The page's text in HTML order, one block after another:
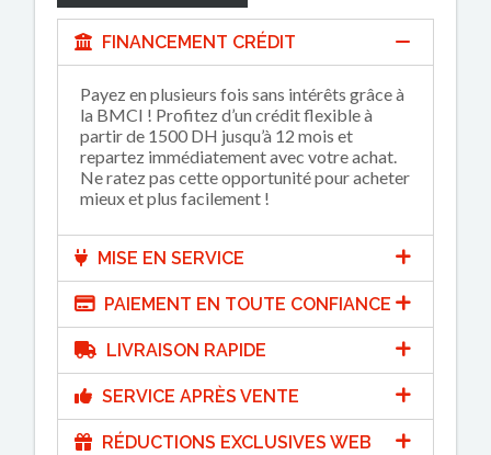
FINANCEMENT CRÉDIT
Payez en plusieurs fois sans intérêts grâce à
la BMCI ! Profitez d’un crédit flexible à
partir de 1500 DH jusqu’à 12 mois et
repartez immédiatement avec votre achat.
Ne ratez pas cette opportunité pour acheter
mieux et plus facilement !
MISE EN SERVICE
PAIEMENT EN TOUTE CONFIANCE
LIVRAISON RAPIDE
SERVICE APRÈS VENTE
RÉDUCTIONS EXCLUSIVES WEB